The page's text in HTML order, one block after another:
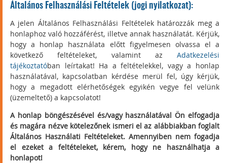
Általános Felhasználási Feltételek (jogi nyilatkozat):
A jelen Általános Felhasználási Feltételek határozzák meg a
honlaphoz való hozzáférést, illetve annak használatát. Kérjük,
hogy a honlap használata előtt figyelmesen olvassa el a
következő feltételeket, valamint az Adatkezelési
tájékoztatóban leírtakat! Ha a feltételekkel, vagy a honlap
használatával, kapcsolatban kérdése merül fel, úgy kérjük,
hogy a megadott elérhetőségek egyikén vegye fel velünk
(üzemeltető) a kapcsolatot!
A honlap böngészésével és/vagy használatával Ön elfogadja
és magára nézve kötelezőnek ismeri el az alábbiakban foglalt
Általános Használati Feltételeket. Amennyiben nem fogadja
el ezeket a feltételeket, kérem, hogy ne használhatja a
honlapot!